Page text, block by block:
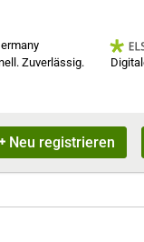
Zuverlässig.
Neu registrieren